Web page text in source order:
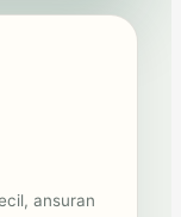
ansuran